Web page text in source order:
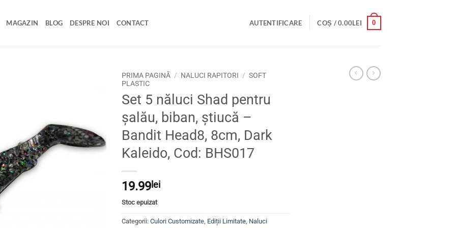
MAGAZIN BLOG DESPRE NOI CONTACT AUTENTIFICARE COȘ /0.00LEI 0
PRIMA PAGINĂ / NALUCI RAPITORI / SOFT
PLASTIC
Set 5 năluci Shad pentru
șalău, biban, știucă –
Bandit Head8, 8cm, Dark
Kaleido, Cod: BHS017
19.99lei
Stoc epuizat
Categorii: Culori Customizate Ediții Limitate Naluci